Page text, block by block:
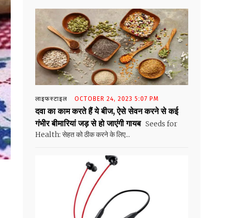
लाइफस्टाइल OCTOBER 24, 2023 5:07 PM
दवा का काम करते हैं ये बीज, ऐसे सेवन करने से कई
गंभीर बीमारियां जड़ से हो जाएंगी गायब Seeds for
Health: सेहत को ठीक करने के लिए...